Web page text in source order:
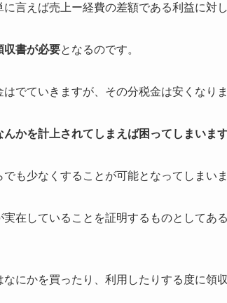
言えば売上ー経費の差額である利益に対
収書が必要となるのです。
でていきますが、その分税金は安くなりま
かを計上されてしまえば困ってしまいます
も少なくすることが可能となってしまいま
在していることを証明するものとしてあ
にかを買ったり、利用したりする度に領